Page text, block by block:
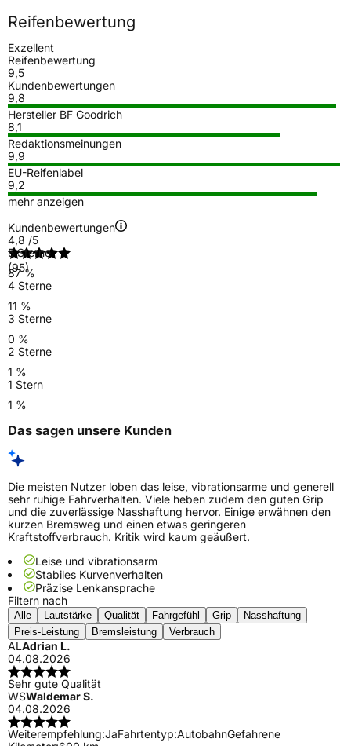
Reifenbewertung
Exzellent
Reifenbewertung
9,5
Kundenbewertungen
9,8
Hersteller BF Goodrich
8,1
Redaktionsmeinungen
9,9
EU-Reifenlabel
9,2
mehr anzeigen
Kundenbewertungen
4,8 /5
(95)
5 Sterne
87 %
4 Sterne
11 %
3 Sterne
0 %
2 Sterne
1 %
1 Stern
1 %
Das sagen unsere Kunden
Die meisten Nutzer loben das leise, vibrationsarme und generell
sehr ruhige Fahrverhalten. Viele heben zudem den guten Grip
und die zuverlässige Nasshaftung hervor. Einige erwähnen den
kurzen Bremsweg und einen etwas geringeren
Kraftstoffverbrauch. Kritik wird kaum geäußert.
Leise und vibrationsarm
Stabiles Kurvenverhalten
Präzise Lenkansprache
Filtern nach
Alle Lautstärke Qualität Fahrgefühl Grip
Nasshaftung
Preis-Leistung
Bremsleistung Verbrauch
ALAdrian L.
04.08.2026
Sehr gute Qualität
WSWaldemar S.
04.08.2026
Weiterempfehlung:JaFahrtentyp:AutobahnGefahrene